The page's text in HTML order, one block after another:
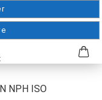
NPH ISO